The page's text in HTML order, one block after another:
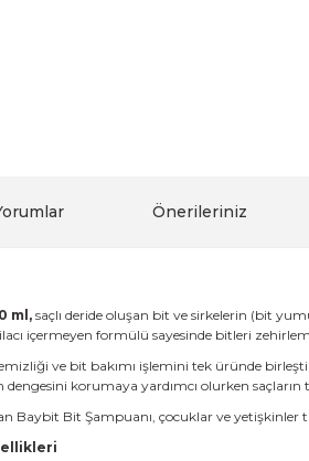
Önerileriniz
ml, saçlı deride oluşan bit ve sirkelerin (bit
içermeyen formülü sayesinde bitleri
ve bit bakımı işlemini tek üründe
korumaya yardımcı olurken saçların
Baybit Bit Şampuanı, çocuklar ve yetişkinler